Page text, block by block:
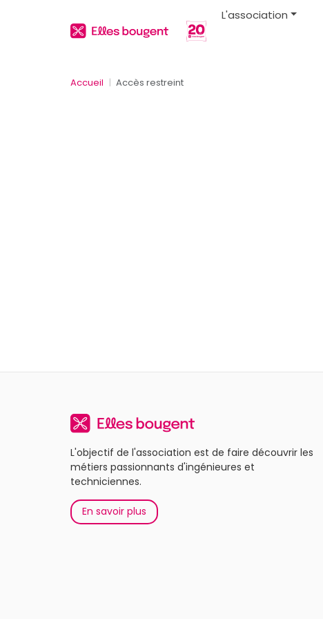
L'association
Accueil Accès restreint
L'objectif de l'association est de faire découvrir les
métiers passionnants d'ingénieures et
techniciennes.
En savoir plus